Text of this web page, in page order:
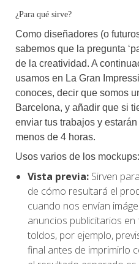
¿Para qué sirve?
Como diseñadores (o
sabemos que la pregunta
de la creatividad. A
usamos en La Gran
conoces, decir que somos
Barcelona, y añadir que si
enviar tus trabajos y
menos de 4 horas.
Usos varios de los mockups:
Vista previa: Sirven
de cómo resultará el
cuando nos envían
anuncios publicitarios
toldos, por ejemplo,
final antes de imprimirlo